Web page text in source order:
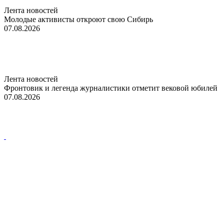
Лента новостей
Молодые активисты откроют свою Сибирь
07.08.2026
Лента новостей
Фронтовик и легенда журналистики отметит вековой юбилей
07.08.2026